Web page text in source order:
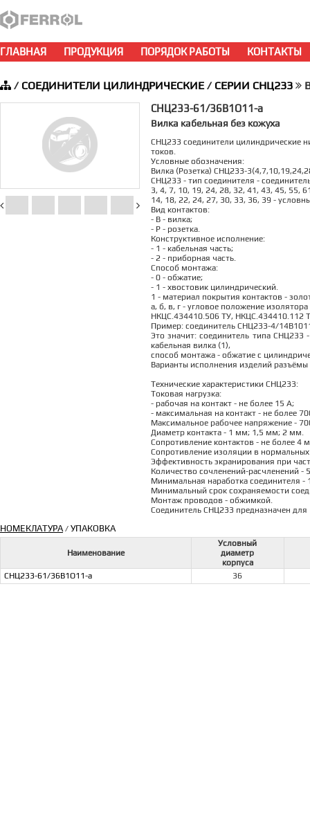
ГЛАВНАЯ ПРОДУКЦИЯ ПОРЯДОК РАБОТЫ КОНТАКТЫ
/ СОЕДИНИТЕЛИ ЦИЛИНДРИЧЕСКИЕ/ СЕРИИ СНЦ233
СНЦ233-61/36В1О11-а
Вилка кабельная без кожуха
СНЦ233 соединители цилиндрические
токов.
Условные обозначения:
Вилка (Розетка) СНЦ233-
СНЦ233 - тип соединителя -
3, 4, 7, 10, 19, 24, 28, 32, 41, 43, 45, 55,
14, 18, 22, 24, 27, 30, 33, 36, 39 -
Вид контактов:
- В - вилка;
- Р - розетка.
Конструктивное исполнение:
- 1 - кабельная часть;
- 2 - приборная часть.
Способ монтажа:
- 0 - обжатие;
- 1 - хвостовик цилиндрический.
1 - материал покрытия контактов -
а, б, в, г - угловое положение
НКЦС.434410.506 ТУ, НКЦС.434410.112
Пример: соединитель СНЦ233-4/
Это значит: соединитель типа СНЦ233
кабельная вилка (1),
способ монтажа - обжатие с
Варианты исполнения изделий
Технические характеристики СНЦ233:
Токовая нагрузка:
- рабочая на контакт - не более 15 А;
- максимальная на контакт - не более
Максимальное рабочее напряжение -
Диаметр контакта - 1 мм; 1,5 мм; 2 мм.
Сопротивление контактов - не более 4
Сопротивление изоляции в
Эффективность экранирования при
Количество сочленений-расчленений -
Минимальная наработка соединителя -
Минимальный срок сохраняемости
Монтаж проводов - обжимкой.
Соединитель СНЦ233 предназначен
НОМЕКЛАТУРА/ УПАКОВКА
Наименование
Условный
диаметр
корпуса
СНЦ233-61/36В1О11-а
36